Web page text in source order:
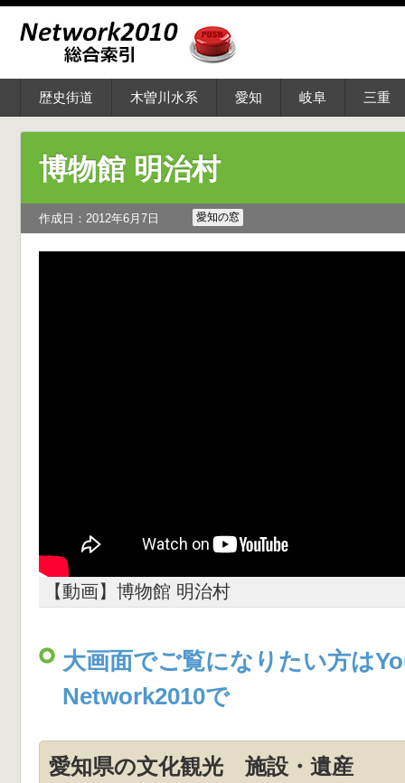
歴史街道 木曽川水系 愛知 岐阜 三重
博物館 明治村
作成日：2012年6月7日 愛知の窓
【動画】博物館 明治村
大画面でご覧になりたい方は
Network2010で
愛知県の文化観光 施設・遺産